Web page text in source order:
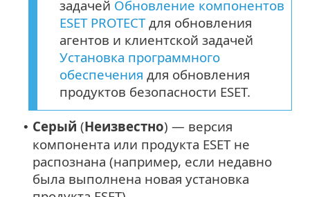
задачей Обновление компонентов
ESET PROTECTдля обновления
агентов и клиентской задачей
Установка программного
обеспечения для обновления
продуктов безопасности ESET.
• Серый (Неизвестно) — версия
компонента или продукта ESET не
распознана (например, если недавно
была выполнена новая установка